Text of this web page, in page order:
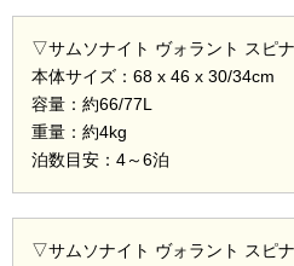
▽サムソナイト ヴォラント スピ
本体サイズ：68 x 46 x 30/34cm
容量：約66/77L
重量：約4kg
泊数目安：4～6泊
▽サムソナイト ヴォラント スピ